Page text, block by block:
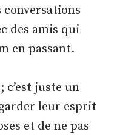
conversations
des amis qui
en passant.
c’est juste un
leur esprit
et de ne pas